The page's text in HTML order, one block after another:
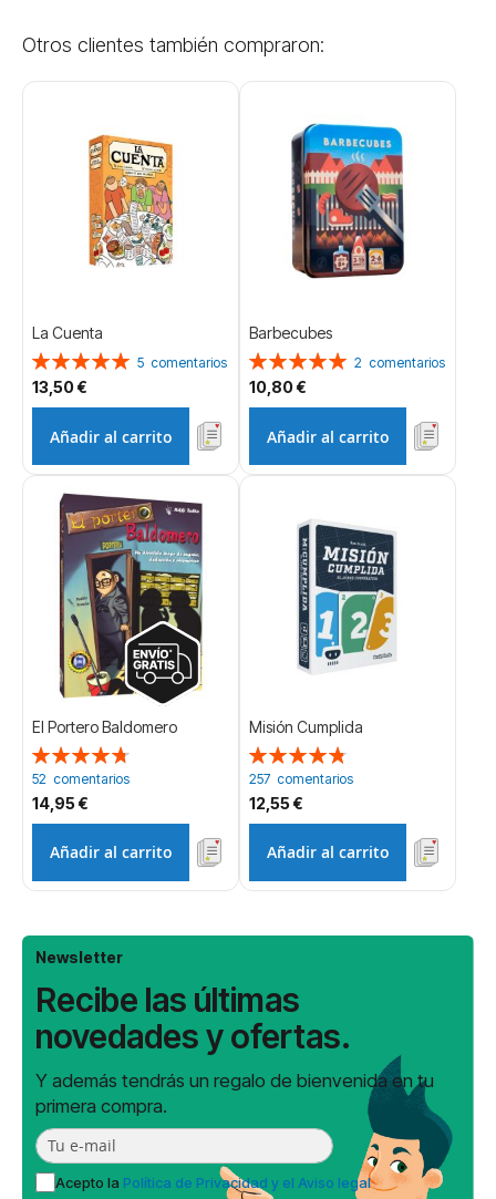
Otros clientes también compraron:
La Cuenta
Valoración:
100%
5 comentarios
13,50 €
Añadir al carrito
Barbecubes
Valoración:
100%
2 comentarios
10,80 €
Añadir al carrito
El Portero Baldomero
Valoración:
96%
52 comentarios
14,95 €
Añadir al carrito
Misión Cumplida
Valoración:
97%
257 comentarios
12,55 €
Añadir al carrito
Newsletter
Recibe las últimas
novedades y ofertas.
Y además tendrás un regalo de bienvenida en tu
primera compra.
Acepto la Política de Privacidad y el Aviso legal